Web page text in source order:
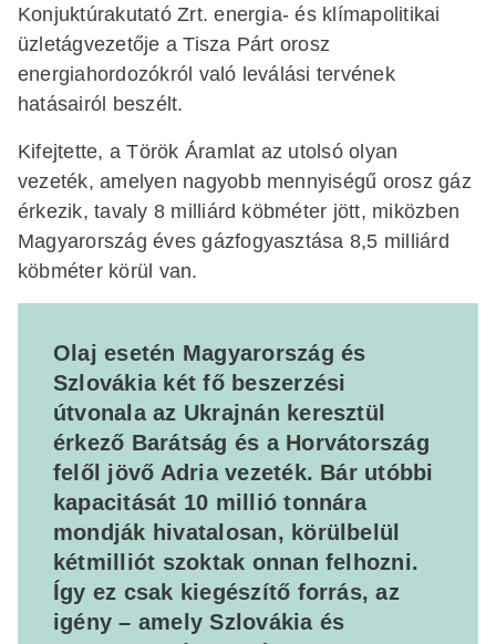
Konjuktúrakutató Zrt. energia- és klímapolitikai
üzletágvezetője a Tisza Párt orosz
energiahordozókról való leválási tervének
hatásairól beszélt.
Kifejtette, a Török Áramlat az utolsó olyan
vezeték, amelyen nagyobb mennyiségű orosz gáz
érkezik, tavaly 8 milliárd köbméter jött, miközben
Magyarország éves gázfogyasztása 8,5 milliárd
köbméter körül van.
Olaj esetén Magyarország és
Szlovákia két fő beszerzési
útvonala az Ukrajnán keresztül
érkező Barátság és a Horvátország
felől jövő Adria vezeték. Bár utóbbi
kapacitását 10 millió tonnára
mondják hivatalosan, körülbelül
kétmilliót szoktak onnan felhozni.
Így ez csak kiegészítő forrás, az
igény – amely Szlovákia és